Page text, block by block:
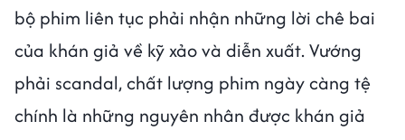
bộ phim liên tục phải nhận những lời chê bai
của khán giả về kỹ xảo và diễn xuất. Vướng
phải scandal, chất lượng phim ngày càng tệ
chính là những nguyên nhân được khán giả